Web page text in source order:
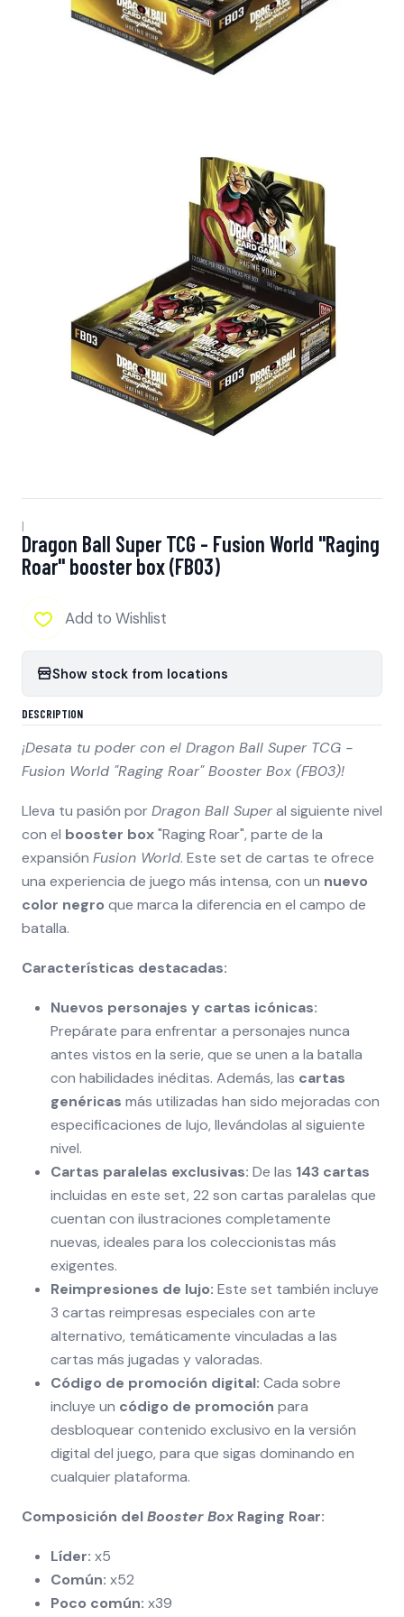
|
Dragon Ball Super TCG - Fusion World "Raging
Roar" booster box (FB03)
Add to Wishlist
Show stock from locations
DESCRIPTION
¡Desata tu poder con el Dragon Ball Super TCG -
Fusion World "Raging Roar" Booster Box (FB03)!
Lleva tu pasión porDragon Ball Superal siguiente nivel
con el booster box"Raging Roar", parte de la
expansión Fusion World. Este set de cartas te ofrece
una experiencia de juego más intensa, con un nuevo
color negro que marca la diferencia en el campo de
batalla.
Características destacadas:
Nuevos personajes y cartas icónicas:
Prepárate para enfrentar a personajes nunca
antes vistos en la serie, que se unen a la batalla
con habilidades inéditas. Además, las cartas
genéricas más utilizadas han sido mejoradas con
especificaciones de lujo, llevándolas al siguiente
nivel.
Cartas paralelas exclusivas: De las 143 cartas
incluidas en este set, 22 son cartas paralelas que
cuentan con ilustraciones completamente
nuevas, ideales para los coleccionistas más
exigentes.
Reimpresiones de lujo: Este set también incluye
3 cartas reimpresas especiales con arte
alternativo, temáticamente vinculadas a las
cartas más jugadas y valoradas.
Código de promoción digital: Cada sobre
incluye un código de promoción para
desbloquear contenido exclusivo en la versión
digital del juego, para que sigas dominando en
cualquier plataforma.
Composición delBooster Box Raging Roar:
Líder: x5
Común: x52
Poco común: x39